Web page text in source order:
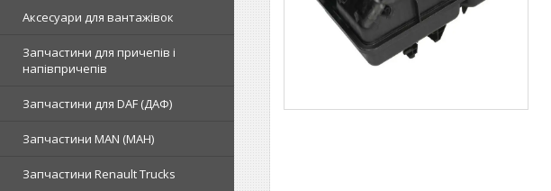
Аксесуари для вантажівок
Запчастини для причепів і
напівпричепів
Запчастини для DAF (ДАФ)
Запчастини MAN (МАН)
Запчастини Renault Trucks